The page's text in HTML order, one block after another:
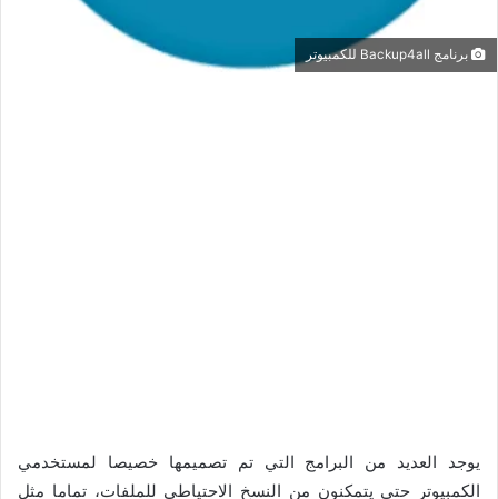
برنامج Backup4all للكمبيوتر
يوجد العديد من البرامج التي تم تصميمها خصيصا لمستخدمي
الكمبيوتر حتى يتمكنون من النسخ الاحتياطي للملفات، تماما مثل